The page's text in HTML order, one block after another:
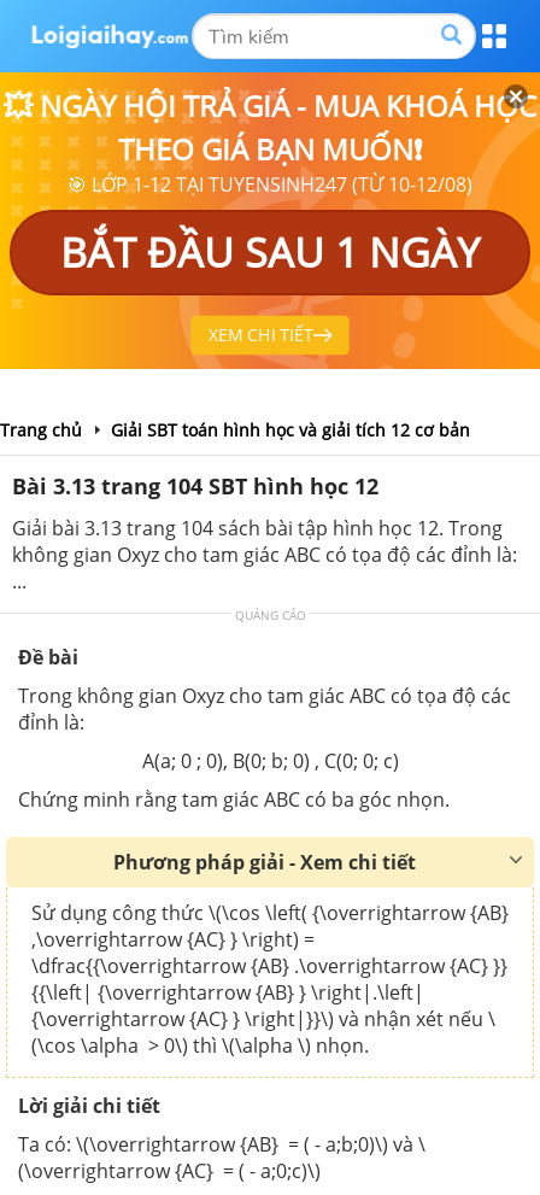
💥 NGÀY HỘI TRẢ GIÁ - MUA KHOÁ HỌC
THEO GIÁ BẠN MUỐN❗
🎯 LỚP 1-12 TẠI TUYENSINH247 (TỪ 10-12/08)
BẮT ĐẦU SAU 1 NGÀY
XEM CHI TIẾT
Trang chủ Giải SBT toán hình học và giải tích 12 cơ bản
Bài 3.13 trang 104 SBT hình học 12
Giải bài 3.13 trang 104 sách bài tập hình học 12. Trong
không gian Oxyz cho tam giác ABC có tọa độ các đỉnh là:
...
QUẢNG CÁO
Đề bài
Trong không gian Oxyz cho tam giác ABC có tọa độ các
đỉnh là:
A(a; 0 ; 0), B(0; b; 0) , C(0; 0; c)
Chứng minh rằng tam giác ABC có ba góc nhọn.
Phương pháp giải - Xem chi tiết
Sử dụng công thức \(\cos \left( {\overrightarrow {AB}
,\overrightarrow {AC} } \right) =
\dfrac{{\overrightarrow {AB} .\overrightarrow {AC} }}
{{\left| {\overrightarrow {AB} } \right|.\left|
{\overrightarrow {AC} } \right|}}\) và nhận xét nếu \
(\cos \alpha > 0\) thì \(\alpha \) nhọn.
Lời giải chi tiết
Ta có: \(\overrightarrow {AB} = ( - a;b;0)\) và \
(\overrightarrow {AC} = ( - a;0;c)\)